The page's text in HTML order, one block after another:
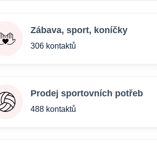
Zábava, sport, koníčky
306 kontaktů
Prodej sportovních potřeb
488 kontaktů